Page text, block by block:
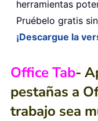
herramientas
Pruébelo gratis
¡Descargue la
Office Tab-
pestañas a
trabajo sea